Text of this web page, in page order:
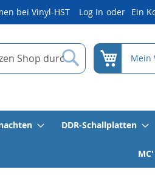
bei Vinyl-HST Log In Ein
Suche
Mein
DDR-Schallplatten